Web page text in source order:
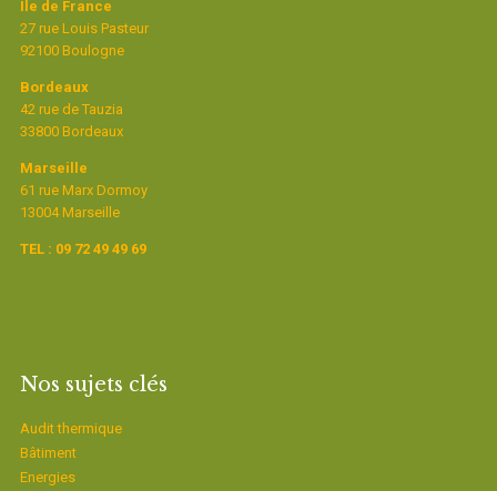
Ile de France
27 rue Louis Pasteur
92100 Boulogne
Bordeaux
42 rue de Tauzia
33800 Bordeaux
Marseille
61 rue Marx Dormoy
13004 Marseille
TEL : 09 72 49 49 69
Nos sujets clés
Audit thermique
Bâtiment
Energies